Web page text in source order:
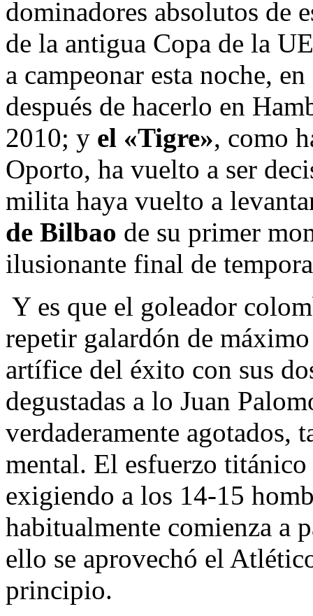
dominadores absolutos de
de la antigua Copa de la
a campeonar esta noche,
después de hacerlo en
2010; y el «Tigre», como
Oporto, ha vuelto a ser
milita haya vuelto a
de Bilbao de su primer
ilusionante final de
Y es que el goleador
repetir galardón de
artífice del éxito con sus
degustadas a lo Juan
verdaderamente agotados,
mental. El esfuerzo
exigiendo a los 14-15
habitualmente comienza a
ello se aprovechó el
principio.